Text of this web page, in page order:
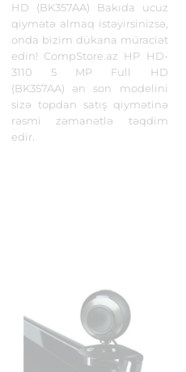
HD (BK357AA) Bakıda ucuz
qiymətə almaq istəyirsinizsə,
onda bizim dükana müraciət
edin! CompStore.az HP HD-
3110 5 MP Full HD
(BK357AA) ən son modelini
sizə topdan satış qiymətinə
rəsmi zəmanətlə təqdim
edir.